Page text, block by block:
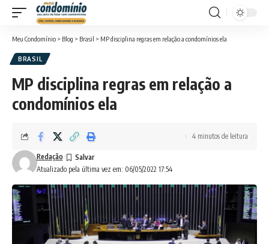
Meu Condomínio > Blog > Brasil > MP disciplina regras em relação a condomínios ela
BRASIL
MP disciplina regras em relação a
condomínios ela
Atualizado pela última vez em: 06/05/2022 17:54
Redação
4 minutos de leitura